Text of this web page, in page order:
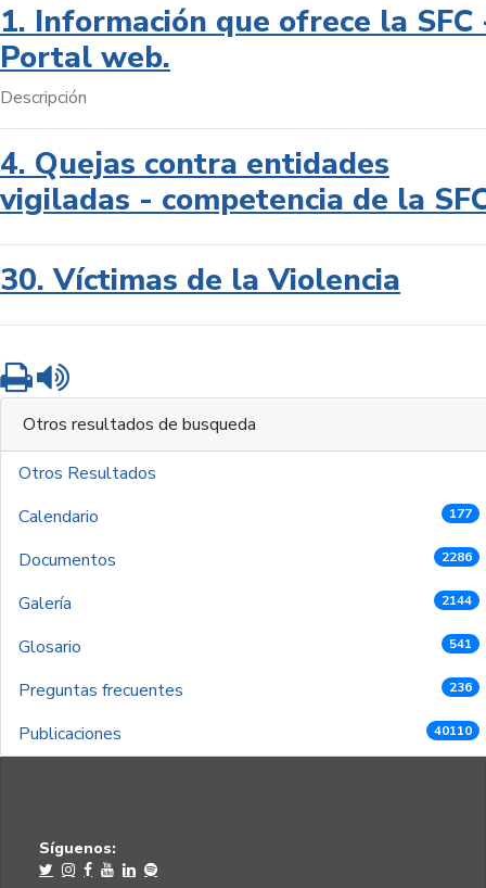
1. Información que ofrece la SFC
Portal web.
Descripción
4. Quejas contra entidades
vigiladas - competencia de la
30. Víctimas de la Violencia
Imprimir
Otros resultados de busqueda
Otros Resultados
Calendario
177
Documentos 2286
Galería 2144
Glosario 541
Preguntas frecuentes 236
Publicaciones 40110
Síguenos: